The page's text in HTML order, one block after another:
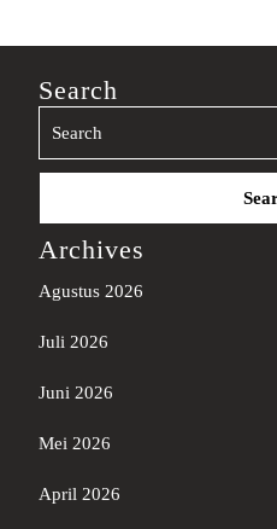
Search
Search
Archives
Agustus 2026
Juli 2026
Juni 2026
Mei 2026
April 2026